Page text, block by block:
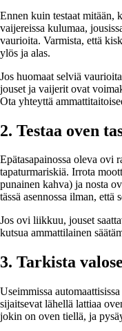
Ennen kuin testaat mitään,
vaijereissa kulumaa,
vaurioita. Varmista, että
ylös ja alas.
Jos huomaat selviä
jouset ja vaijerit ovat
Ota yhteyttä
2. Testaa oven
Epätasapainossa oleva ovi
tapaturmariskiä. Irrota
punainen kahva) ja nosta
tässä asennossa ilman, että
Jos ovi liikkuu, jouset
kutsua ammattilainen
3. Tarkista
Useimmissa
sijaitsevat lähellä lattiaa
jokin on oven tiellä, ja